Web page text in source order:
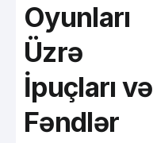
Oyunları
Üzrə
İpuçları və
Fəndlər